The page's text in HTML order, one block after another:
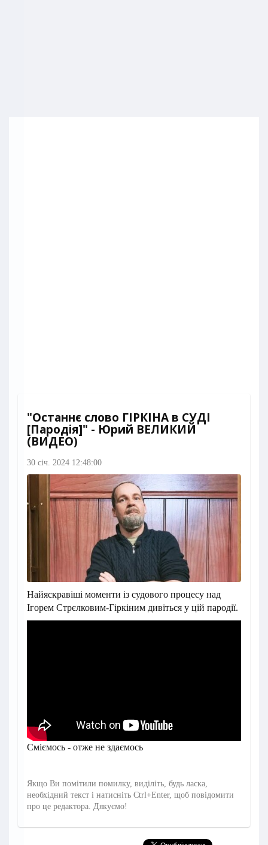
"Останнє слово ГІРКІНА в СУДІ
[Пародія]" - Юрий ВЕЛИКИЙ
(ВИДЕО)
30 січ. 2024 12:48:00
Найяскравіші моменти із судового процесу над
Ігорем Стрєлковим-Гіркіним дивіться у цій пародії.
Сміємось - отже не здаємось
Якщо Ви помітили помилку, виділіть, будь ласка,
необхідний текст і натисніть Ctrl+Enter, щоб повідомити
про це редактора. Дякуємо!